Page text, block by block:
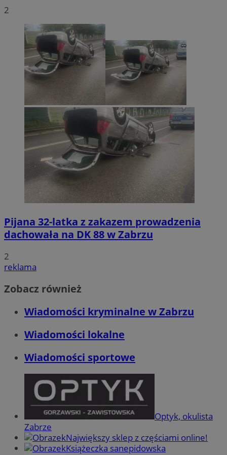
2
Pijana 32-latka z zakazem prowadzenia
dachowała na DK 88 w Zabrzu
2
reklama
Zobacz również
Wiadomości kryminalne w Zabrzu
Wiadomości lokalne
Wiadomości sportowe
Optyk, okulista
Zabrze
Największy sklep z częściami online!
Książeczka sanepidowska